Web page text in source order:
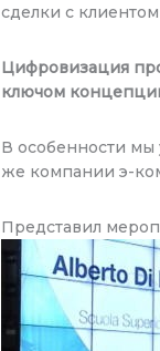
сделки с
Цифровизация
ключом
В особенности мы
же компании э-
Представил